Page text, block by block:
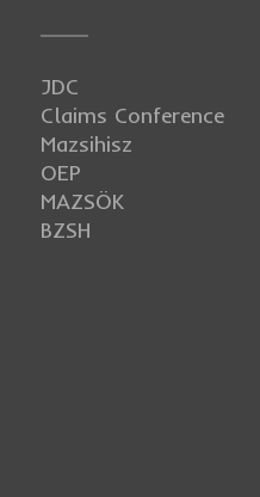
JDC
Claims Conference
Mazsihisz
OEP
MAZSÖK
BZSH